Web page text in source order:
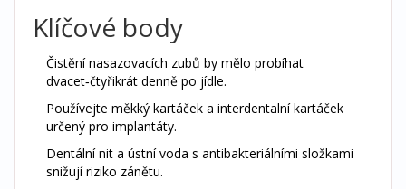
Klíčové body
Čistění nasazovacích zubů by mělo probíhat
dvacet‑čtyřikrát denně po jídle.
Používejte měkký kartáček a interdentalní kartáček
určený pro implantáty.
Dentální nit a ústní voda s antibakteriálními složkami
snižují riziko zánětu.